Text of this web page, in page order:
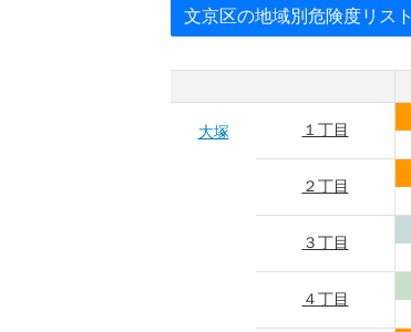
文京区の地域別危険度リスト
大塚 １丁目
２丁目
３丁目
４丁目